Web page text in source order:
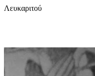
Λευκαριτού